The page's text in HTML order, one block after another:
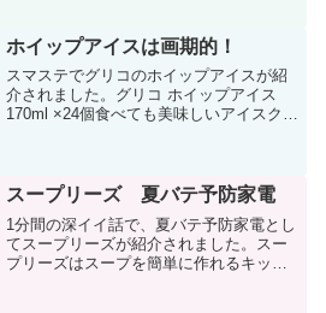
かき氷専門店のカキ氷だそう...
ホイップアイスは画期的！
スマステでグリコのホイップアイスが紹
介されました。グリコ ホイップアイス
170ml ×24個食べても美味しいアイスクリ
コーナーでは...
スープリーズ 夏バテ予防家電
1分間の深イイ話で、夏バテ予防家電とし
てスープリーズが紹介されました。スー
プリーズはスープを簡単に作れるキッチ